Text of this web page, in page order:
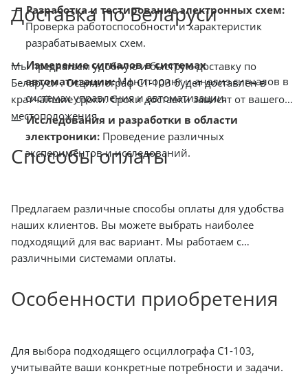
Разработка и тестирование электронных схем:
Проверка работоспособности и характеристик
разрабатываемых схем.
Измерение сигналов в системах
автоматизации:Мониторинг и анализ сигналов в
системах управления и автоматизации.
Исследования и разработки в области
электроники: Проведение различных
экспериментов и исследований.
Доставка по Беларуси
Мы предлагаем удобную и быструю доставку по
Беларуси . Осциллограф С1-103 будет доставлен в
кратчайшие сроки. Сроки доставки зависят от вашего
местоположения.
Способы оплаты
Предлагаем различные способы оплаты для удобства
наших клиентов. Вы можете выбрать наиболее
подходящий для вас вариант. Мы работаем с
различными системами оплаты.
Особенности приобретения
Для выбора подходящего осциллографа С1-103,
учитывайте ваши конкретные потребности и задачи.